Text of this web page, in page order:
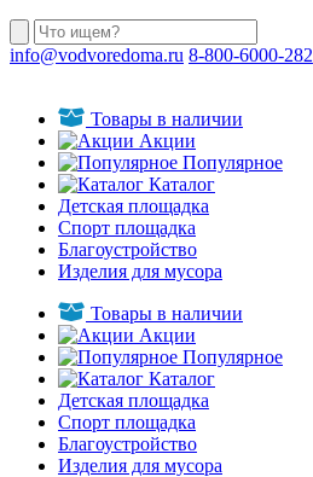
info@vodvoredoma.ru 8-800-6000-282
Товары в наличии
Акции
Популярное
Каталог
Детская площадка
Спорт площадка
Благоустройство
Изделия для мусора
Товары в наличии
Акции
Популярное
Каталог
Детская площадка
Спорт площадка
Благоустройство
Изделия для мусора